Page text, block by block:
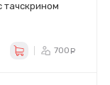
тачскрином
700